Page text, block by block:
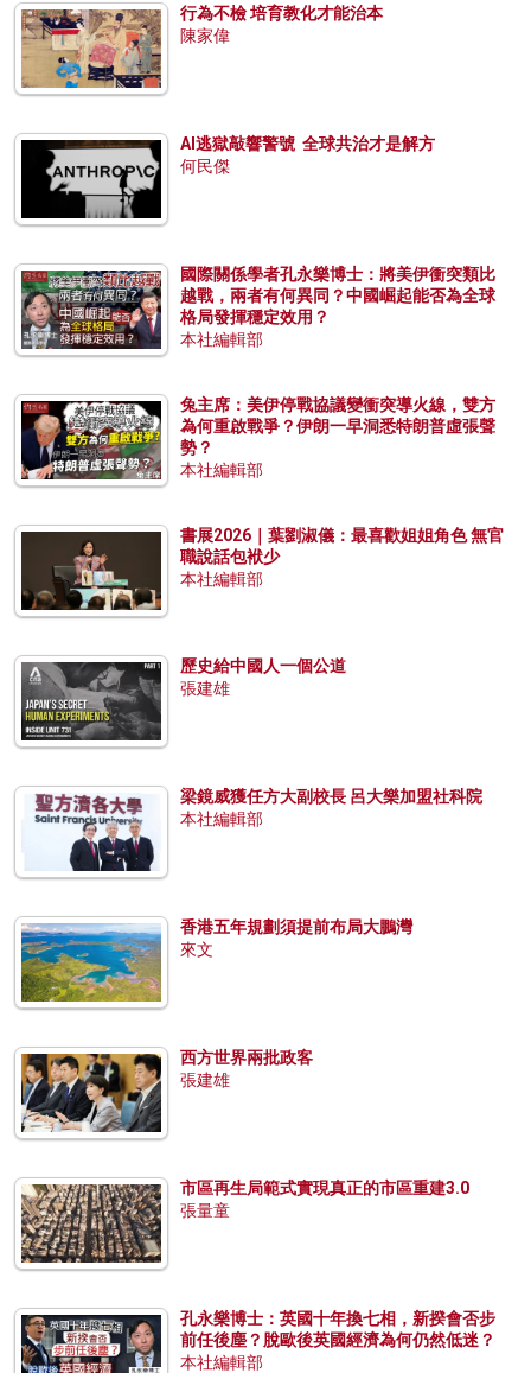
行為不檢 培育教化才能治本
陳家偉
AI逃獄敲響警號 全球共治才是解方
何民傑
國際關係學者孔永樂博士：將美伊衝突類比
越戰，兩者有何異同？中國崛起能否為全球
格局發揮穩定效用？
本社編輯部
兔主席：美伊停戰協議變衝突導火線，雙方
為何重啟戰爭？伊朗一早洞悉特朗普虛張聲
勢？
本社編輯部
書展2026｜葉劉淑儀：最喜歡姐姐角色 無官
職說話包袱少
本社編輯部
歷史給中國人一個公道
張建雄
梁鏡威獲任方大副校長 呂大樂加盟社科院
本社編輯部
香港五年規劃須提前布局大鵬灣
來文
西方世界兩批政客
張建雄
市區再生局範式實現真正的市區重建3.0
張量童
孔永樂博士：英國十年換七相，新揆會否步
前任後塵？脫歐後英國經濟為何仍然低迷？
本社編輯部